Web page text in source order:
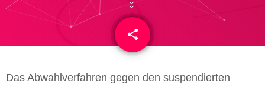
share
email
Das Abwahlverfahren gegen den suspendierten